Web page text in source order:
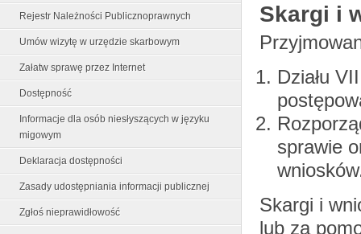
Rejestr Należności Publicznoprawnych
Umów wizytę w urzędzie skarbowym
Załatw sprawę przez Internet
Dostępność
Informacje dla osób niesłyszących w języku
migowym
Deklaracja dostępności
Zasady udostępniania informacji publicznej
Zgłoś nieprawidłowość
Skargi i
Działu
sprawie
Skargi i
lub za